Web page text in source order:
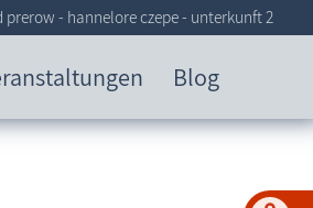
Blog
prerow - hannelore czepe - unterkunft 2